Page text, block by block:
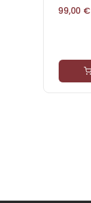
99,00 €